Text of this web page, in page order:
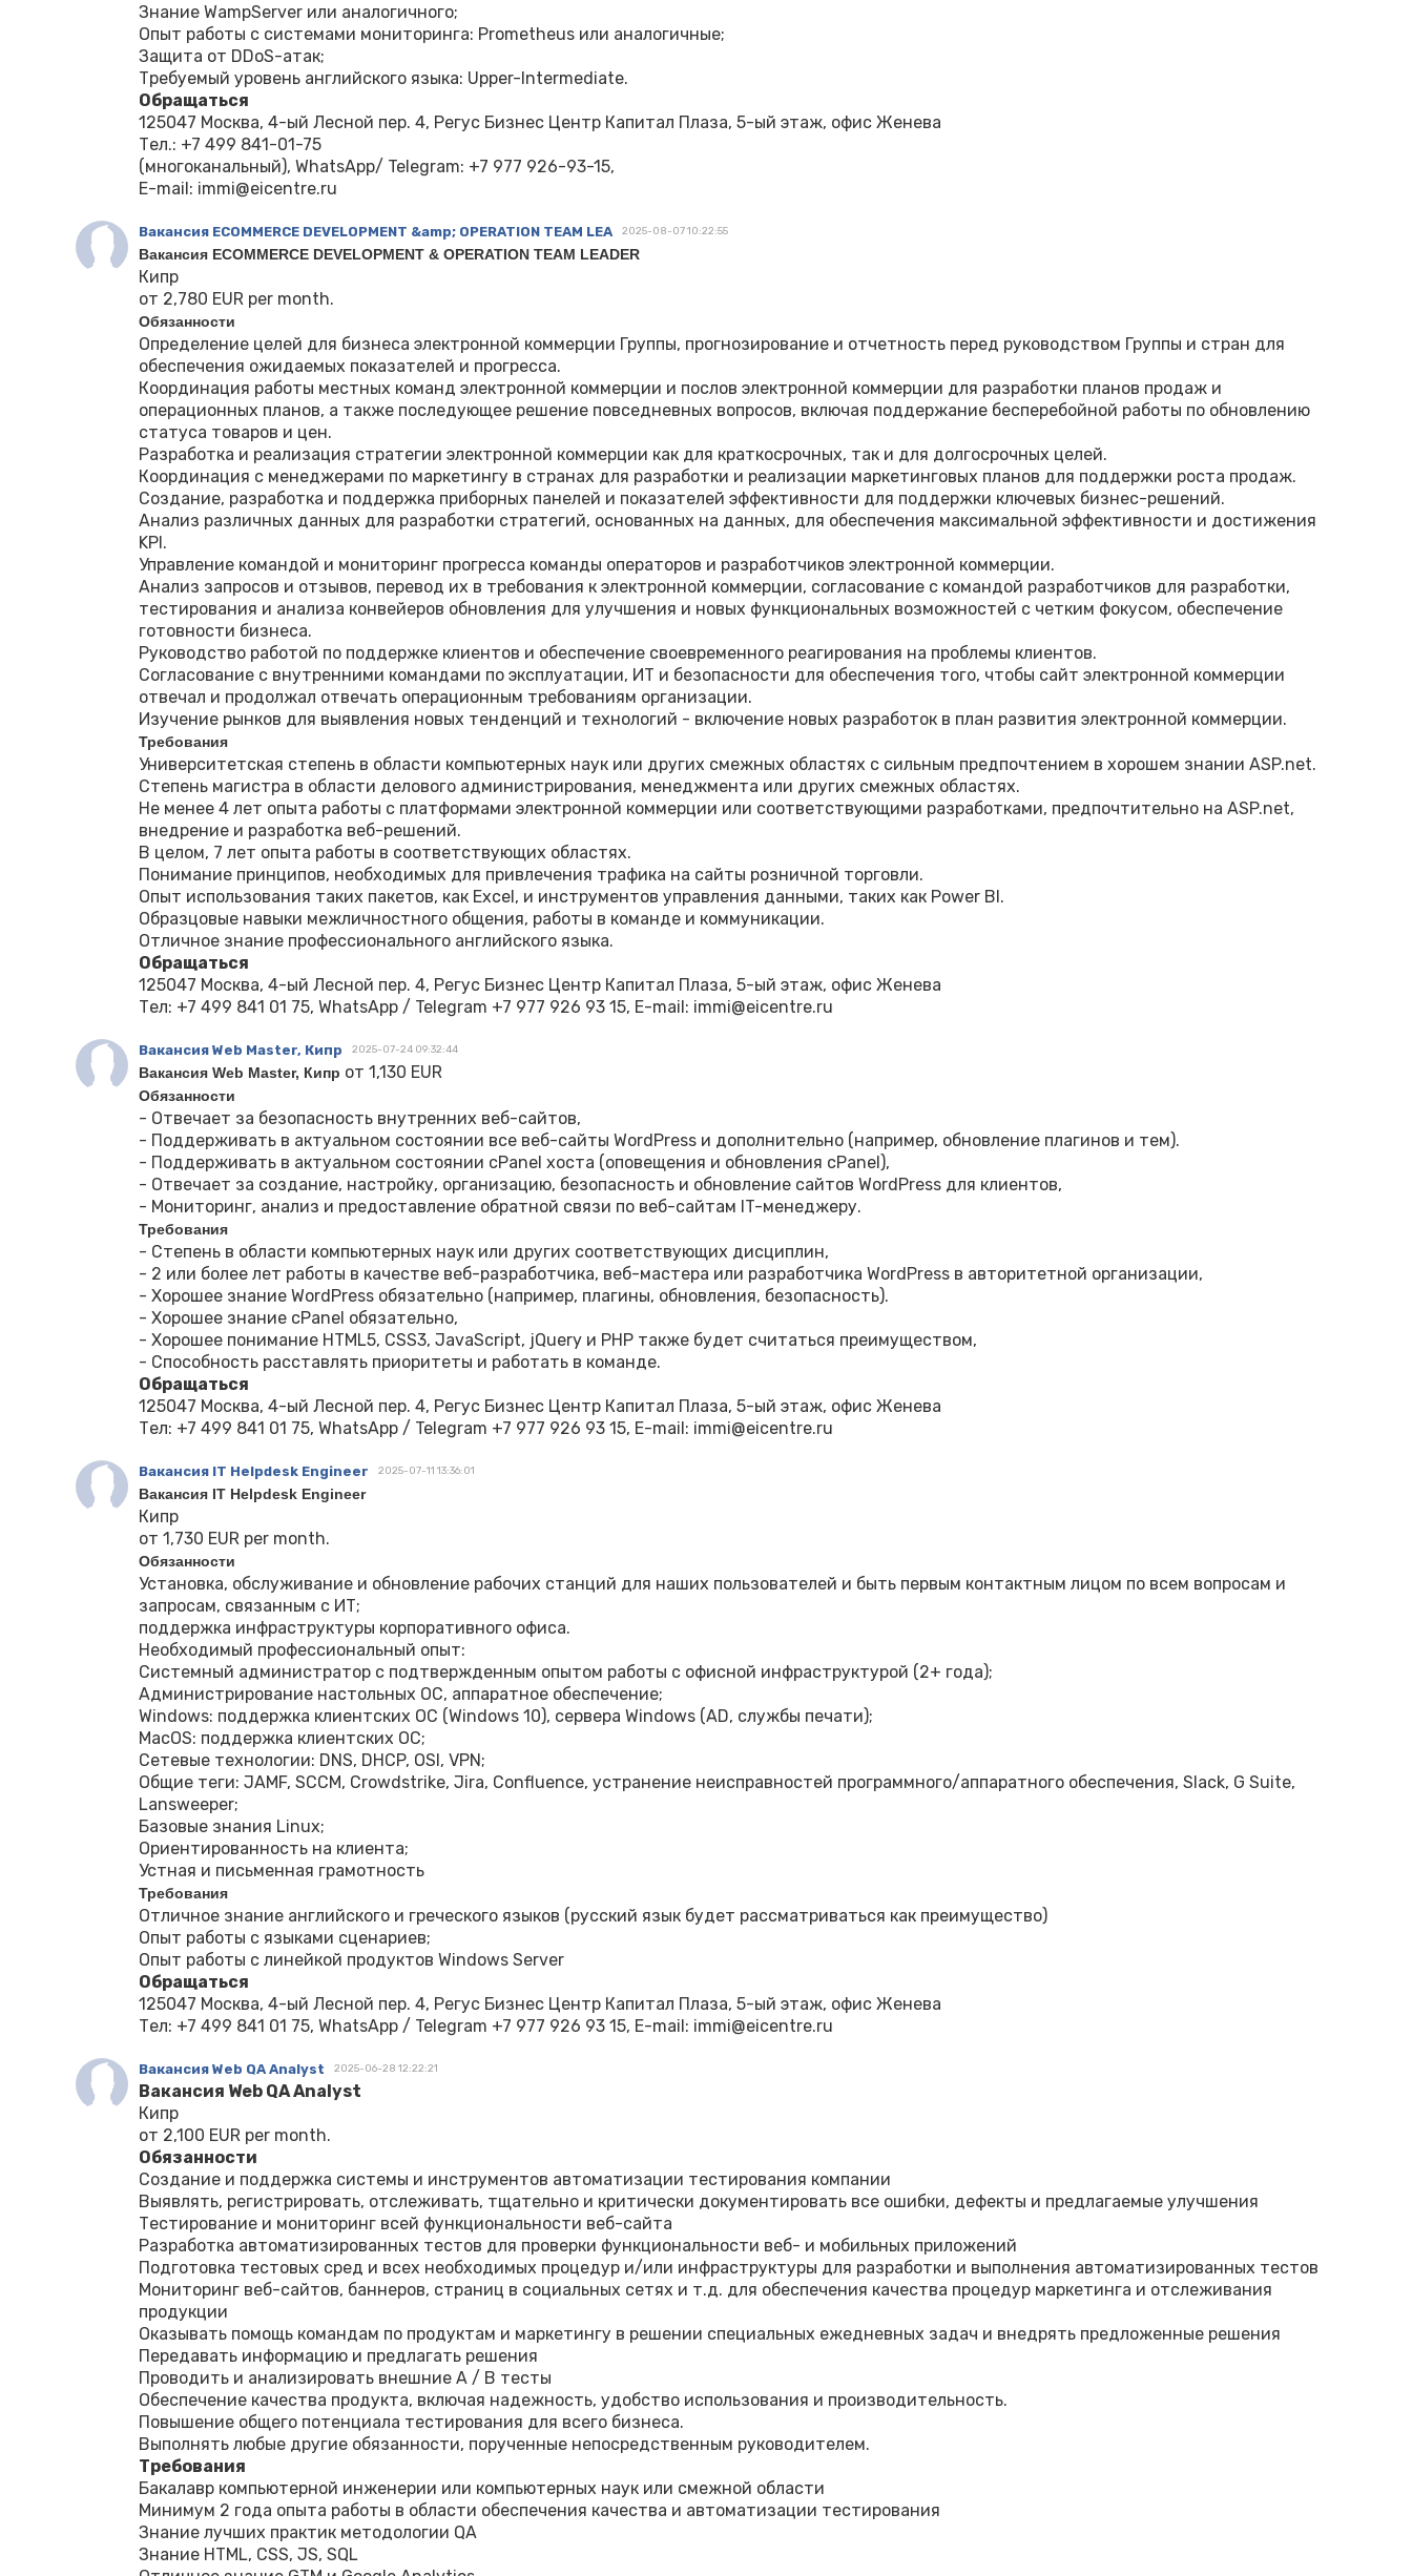
Знание WampServer или аналогичного;
Опыт работы с системами мониторинга: Prometheus или аналогичные;
Защита от DDoS-атак;
Требуемый уровень английского языка: Upper-Intermediate.
Обращаться
125047 Москва, 4-ый Лесной пер. 4, Регус Бизнес Центр Капитал Плаза, 5-ый этаж, офис Женева
Тел.: ‪+7 499 841-01-75
(многоканальный), WhatsApp/ Telegram: ‪+7 977 926-93-15,
E-mail: immi@eicentre.ru
Вакансия ECOMMERCE DEVELOPMENT &amp; OPERATION TEAM LEA 2025-08-07 10:22:55
Вакансия ECOMMERCE DEVELOPMENT & OPERATION TEAM LEADER
Кипр
от 2,780 EUR per month.
Обязанности
Определение целей для бизнеса электронной коммерции Группы, прогнозирование и отчетность перед руководством Группы и стран для
обеспечения ожидаемых показателей и прогресса.
Координация работы местных команд электронной коммерции и послов электронной коммерции для разработки планов продаж и
операционных планов, а также последующее решение повседневных вопросов, включая поддержание бесперебойной работы по обновлению
статуса товаров и цен.
Разработка и реализация стратегии электронной коммерции как для краткосрочных, так и для долгосрочных целей.
Координация с менеджерами по маркетингу в странах для разработки и реализации маркетинговых планов для поддержки роста продаж.
Создание, разработка и поддержка приборных панелей и показателей эффективности для поддержки ключевых бизнес-решений.
Анализ различных данных для разработки стратегий, основанных на данных, для обеспечения максимальной эффективности и достижения
KPI.
Управление командой и мониторинг прогресса команды операторов и разработчиков электронной коммерции.
Анализ запросов и отзывов, перевод их в требования к электронной коммерции, согласование с командой разработчиков для разработки,
тестирования и анализа конвейеров обновления для улучшения и новых функциональных возможностей с четким фокусом, обеспечение
готовности бизнеса.
Руководство работой по поддержке клиентов и обеспечение своевременного реагирования на проблемы клиентов.
Согласование с внутренними командами по эксплуатации, ИТ и безопасности для обеспечения того, чтобы сайт электронной коммерции
отвечал и продолжал отвечать операционным требованиям организации.
Изучение рынков для выявления новых тенденций и технологий - включение новых разработок в план развития электронной коммерции.
Требования
Университетская степень в области компьютерных наук или других смежных областях с сильным предпочтением в хорошем знании ASP.net.
Степень магистра в области делового администрирования, менеджмента или других смежных областях.
Не менее 4 лет опыта работы с платформами электронной коммерции или соответствующими разработками, предпочтительно на ASP.net,
внедрение и разработка веб-решений.
В целом, 7 лет опыта работы в соответствующих областях.
Понимание принципов, необходимых для привлечения трафика на сайты розничной торговли.
Опыт использования таких пакетов, как Excel, и инструментов управления данными, таких как Power BI.
Образцовые навыки межличностного общения, работы в команде и коммуникации.
Отличное знание профессионального английского языка.
Обращаться
125047 Москва, 4-ый Лесной пер. 4, Регус Бизнес Центр Капитал Плаза, 5-ый этаж, офис Женева
Тел: +7 499 841 01 75, WhatsApp / Telegram +7 977 926 93 15, E-mail: immi@eicentre.ru
Вакансия Web Master, Кипр 2025-07-24 09:32:44
Вакансия Web Master, Кипр от 1,130 EUR
Обязанности
- Отвечает за безопасность внутренних веб-сайтов,
- Поддерживать в актуальном состоянии все веб-сайты WordPress и дополнительно (например, обновление плагинов и тем).
- Поддерживать в актуальном состоянии cPanel хоста (оповещения и обновления cPanel),
- Отвечает за создание, настройку, организацию, безопасность и обновление сайтов WordPress для клиентов,
- Мониторинг, анализ и предоставление обратной связи по веб-сайтам IT-менеджеру.
Требования
- Степень в области компьютерных наук или других соответствующих дисциплин,
- 2 или более лет работы в качестве веб-разработчика, веб-мастера или разработчика WordPress в авторитетной организации,
- Хорошее знание WordPress обязательно (например, плагины, обновления, безопасность).
- Хорошее знание cPanel обязательно,
- Хорошее понимание HTML5, CSS3, JavaScript, jQuery и PHP также будет считаться преимуществом,
- Способность расставлять приоритеты и работать в команде.
Обращаться
125047 Москва, 4-ый Лесной пер. 4, Регус Бизнес Центр Капитал Плаза, 5-ый этаж, офис Женева
Тел: +7 499 841 01 75, WhatsApp / Telegram +7 977 926 93 15, E-mail: immi@eicentre.ru
Вакансия IT Helpdesk Engineer 2025-07-11 13:36:01
Вакансия IT Helpdesk Engineer
Кипр
от 1,730 EUR per month.
Обязанности
Установка, обслуживание и обновление рабочих станций для наших пользователей и быть первым контактным лицом по всем вопросам и
запросам, связанным с ИТ;
поддержка инфраструктуры корпоративного офиса.
Необходимый профессиональный опыт:
Системный администратор с подтвержденным опытом работы с офисной инфраструктурой (2+ года);
Администрирование настольных ОС, аппаратное обеспечение;
Windows: поддержка клиентских ОС (Windows 10), сервера Windows (AD, службы печати);
MacOS: поддержка клиентских ОС;
Сетевые технологии: DNS, DHCP, OSI, VPN;
Общие теги: JAMF, SCCM, Crowdstrike, Jira, Confluence, устранение неисправностей программного/аппаратного обеспечения, Slack, G Suite,
Lansweeper;
Базовые знания Linux;
Ориентированность на клиента;
Устная и письменная грамотность
Требования
Отличное знание английского и греческого языков (русский язык будет рассматриваться как преимущество)
Опыт работы с языками сценариев;
Опыт работы с линейкой продуктов Windows Server
Обращаться
125047 Москва, 4-ый Лесной пер. 4, Регус Бизнес Центр Капитал Плаза, 5-ый этаж, офис Женева
Тел: +7 499 841 01 75, WhatsApp / Telegram +7 977 926 93 15, E-mail: immi@eicentre.ru
Вакансия Web QA Analyst 2025-06-28 12:22:21
Вакансия Web QA Analyst
Кипр
от 2,100 EUR per month.
Обязанности
Создание и поддержка системы и инструментов автоматизации тестирования компании
Выявлять, регистрировать, отслеживать, тщательно и критически документировать все ошибки, дефекты и предлагаемые улучшения
Тестирование и мониторинг всей функциональности веб-сайта
Разработка автоматизированных тестов для проверки функциональности веб- и мобильных приложений
Подготовка тестовых сред и всех необходимых процедур и/или инфраструктуры для разработки и выполнения автоматизированных тестов
Мониторинг веб-сайтов, баннеров, страниц в социальных сетях и т.д. для обеспечения качества процедур маркетинга и отслеживания
продукции
Оказывать помощь командам по продуктам и маркетингу в решении специальных ежедневных задач и внедрять предложенные решения
Передавать информацию и предлагать решения
Проводить и анализировать внешние A / B тесты
Обеспечение качества продукта, включая надежность, удобство использования и производительность.
Повышение общего потенциала тестирования для всего бизнеса.
Выполнять любые другие обязанности, порученные непосредственным руководителем.
Требования
Бакалавр компьютерной инженерии или компьютерных наук или смежной области
Минимум 2 года опыта работы в области обеспечения качества и автоматизации тестирования
Знание лучших практик методологии QA
Знание HTML, CSS, JS, SQL